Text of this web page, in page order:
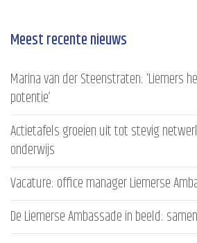
Meest recente nieuws
Marina van der Steenstraten: ‘Liemers
potentie’
Actietafels groeien uit tot stevig
onderwijs
Vacature: office manager Liemerse
De Liemerse Ambassade in beeld: